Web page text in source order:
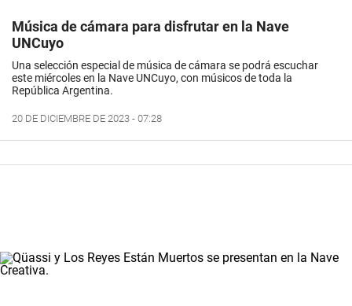
Música de cámara para disfrutar en la Nave
UNCuyo
Una selección especial de música de cámara se podrá escuchar
este miércoles en la Nave UNCuyo, con músicos de toda la
República Argentina.
20 DE DICIEMBRE DE 2023 - 07:28